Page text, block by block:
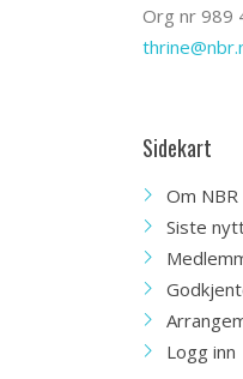
Org nr 989
Sidekart
Om NBR
Siste
Logg inn